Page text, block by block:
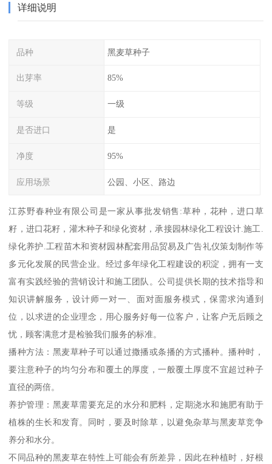
详细说明
品种 黑麦草种子
出芽率 85%
等级 一级
是否进口 是
净度 95%
应用场景 公园、小区、路边
江苏野春种业有限公司是一家从事批发销售:草种，花种，进口草
籽，进口花籽，灌木种子和绿化资材，承接园林绿化工程设计.施工.
绿化养护.工程苗木和资材园林配套用品贸易及广告礼仪策划制作等
多元化发展的民营企业。经过多年绿化工程建设的积淀，拥有一支
富有实践经验的营销设计和施工团队。公司提供长期的技术指导和
知识讲解服务，设计师一对一、面对面服务模式，保需求沟通到
位，以求进的企业理念，用心服务好每一位客户，让客户无后顾之
忧，顾客满意才是检验我们服务的标准。
播种方法：黑麦草种子可以通过撒播或条播的方式播种。播种时，
要注意种子的均匀分布和覆土的厚度，一般覆土厚度不宜超过种子
直径的两倍。
养护管理：黑麦草需要充足的水分和肥料，定期浇水和施肥有助于
植株的生长和发育。同时，要及时除草，以避免杂草与黑麦草竞争
养分和水分。
不同品种的黑麦草在特性上可能会有所差异，因此在种植时，好根